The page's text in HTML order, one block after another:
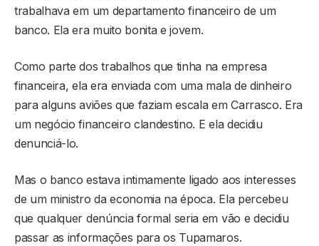
trabalhava em um departamento financeiro de um
banco. Ela era muito bonita e jovem.
Como parte dos trabalhos que tinha na empresa
financeira, ela era enviada com uma mala de dinheiro
para alguns aviões que faziam escala em Carrasco. Era
um negócio financeiro clandestino. E ela decidiu
denunciá-lo.
Mas o banco estava intimamente ligado aos interesses
de um ministro da economia na época. Ela percebeu
que qualquer denúncia formal seria em vão e decidiu
passar as informações para os Tupamaros.